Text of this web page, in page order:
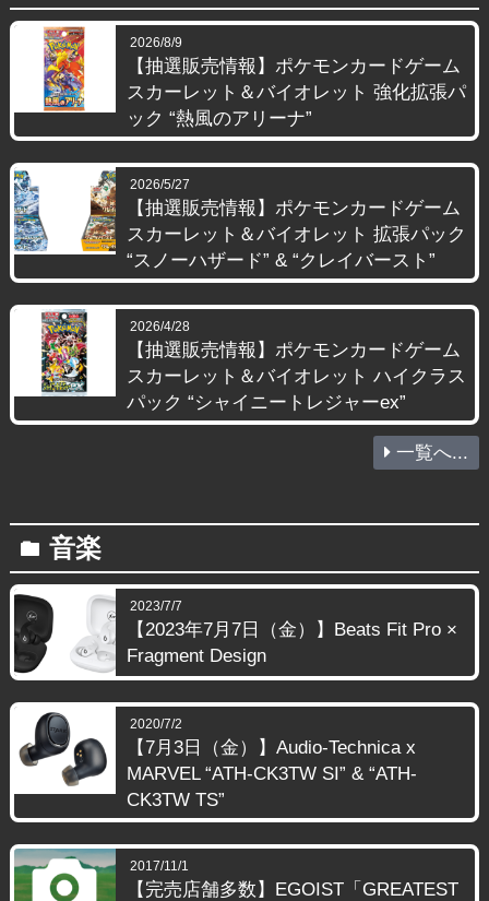
2026/8/9
【抽選販売情報】ポケモンカードゲーム
スカーレット＆バイオレット 強化拡張パ
ック “熱風のアリーナ”
2026/5/27
【抽選販売情報】ポケモンカードゲーム
スカーレット＆バイオレット 拡張パック
“スノーハザード” & “クレイバースト”
2026/4/28
【抽選販売情報】ポケモンカードゲーム
スカーレット＆バイオレット ハイクラス
パック “シャイニートレジャーex”
一覧へ...
folder 音楽
2023/7/7
【2023年7月7日（金）】Beats Fit Pro ×
Fragment Design
2020/7/2
【7月3日（金）】Audio-Technica x
MARVEL “ATH-CK3TW SI” & “ATH-
CK3TW TS”
2017/11/1
【完売店舗多数】EGOIST「GREATEST